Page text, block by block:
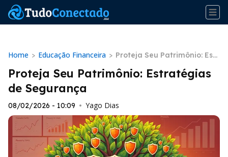
Home > Educação Financeira > Proteja Seu Patrimônio: Estr
atégias de Segurança
Proteja Seu Patrimônio: Estratégias
de Segurança
08/02/2026 - 10:09 • Yago Dias